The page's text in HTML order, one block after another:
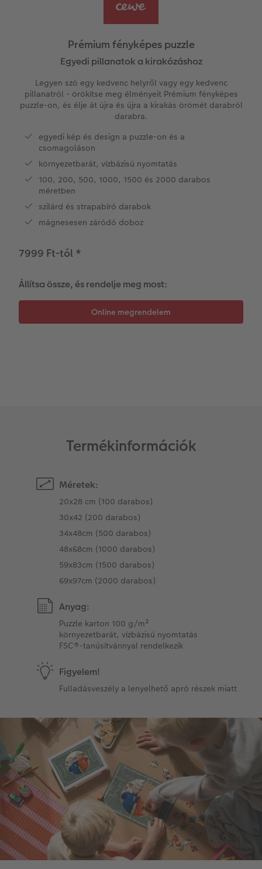
Vásárlói mintakönyvek
Kids CEWE FOTÓKÖNYV
Art Collection CEWE FOTÓKÖNYV
Kiegészítők
CEWE myPhotos
Matt Prints
Prémium poszter
Art Prints
Fotókidolgozás normál
Fényképtároló dobozok
Fotócsomagok
Fotómatrica
Matrica nyomtatás azonnal
Kiegészítők
CEWE myPhotos
Direkt nyomtatású alufotó
Habkarton
Esküvői köszöntő tábla
Poszterléc
Hexxas
Fafotó
Többrészes fali dekoráció
Fotószalag
XXL Retró fotó
Kiegészítők
Üdvözlőkártyák
Iskolaszer és irodaszer
Fényképes ajándékdobozok
Art Prints
Fényképes naptárak
CEWE FOTÓKÖNYV Kids
Kiegészítők
CEWE PHOTO AWARD FOTÓPÁLYÁZAT
Hogyan készíts jobb képeket a
Híreink
CEWE sztorik
Egyedi ajándékötletek
Ajándékötletek szeretteinek
Utazás
Ballagás
CEWE myPhotos
Prémium fényképes puzzle
Egyedi pillanatok a kirakózáshoz
Legyen szó egy kedvenc helyről vagy egy kedvenc
pillanatról - örökítse meg élményeit Prémium fényképes
puzzle-on, és élje át újra és újra a kirakás örömét darabról
darabra.
egyedi kép és design a puzzle-on és a
csomagoláson
környezetbarát, vízbázisú nyomtatás
100, 200, 500, 1000, 1500 és 2000 darabos
méretben
szilárd és strapabíró darabok
mágnesesen záródó doboz
7999 Ft-tól *
Állítsa össze, és rendelje meg most:
Termékinformációk
Méretek:
20x28 cm (100 darabos)
30x42 (200 darabos)
34x48cm (500 darabos)
48x68cm (1000 darabos)
59x83cm (1500 darabos)
69x97cm (2000 darabos)
Anyag:
Puzzle karton 100 g/m²
környezetbarát, vízbázisú nyomtatás
FSC®-tanúsítvánnyal rendelkezik
Figyelem!
Fulladásveszély a lenyelhető apró részek miatt